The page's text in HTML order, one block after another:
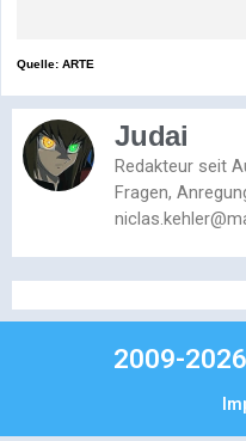
Quelle: ARTE
Judai
Redakteur seit
Fragen,
2009-